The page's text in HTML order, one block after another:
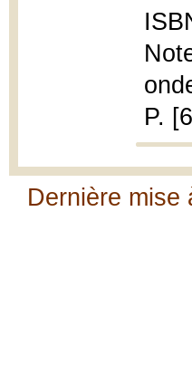
P.
Dernière mise